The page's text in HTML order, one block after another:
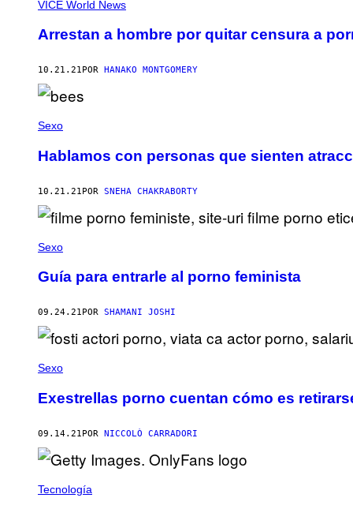
VICE World News
Arrestan a hombre por quitar censura a
10.21.21 POR HANAKO MONTGOMERY
Sexo
Hablamos con personas que sienten
10.21.21 POR SNEHA CHAKRABORTY
Sexo
Guía para entrarle al porno feminista
09.24.21 POR SHAMANI JOSHI
Sexo
Exestrellas porno cuentan cómo es
09.14.21POR NICCOLÒ CARRADORI
Tecnología